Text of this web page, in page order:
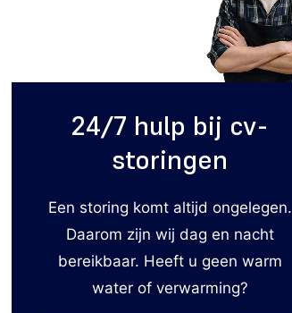
24/7 hulp bij cv-
storingen
Een storing komt altijd ongelegen.
Daarom zijn wij dag en nacht
bereikbaar. Heeft u geen warm
water of verwarming?